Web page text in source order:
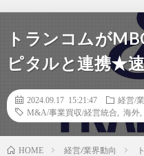
トランコムが
ピタルと連携★
2024.09.17 15:21:47
経営/
M&A/事業買収/経営統合
海外
HOME 経営/業界動向